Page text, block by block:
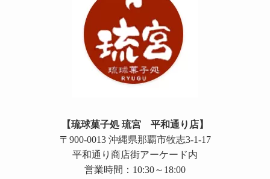
【琉球菓子処 琉宮 平和通り店】
〒900-0013 沖縄県那覇市牧志3-1-17
平和通り商店街アーケード内
営業時間：10:30～18:00